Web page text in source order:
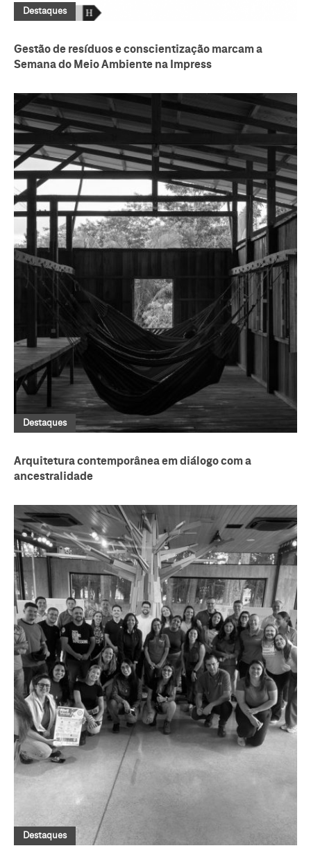
Destaques
Gestão de resíduos e conscientização marcam a
Semana do Meio Ambiente na Impress
Destaques
Arquitetura contemporânea em diálogo com a
ancestralidade
Destaques